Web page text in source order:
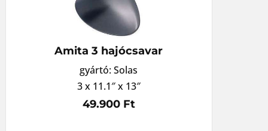
Amita 3 hajócsavar
gyártó: Solas
3 x 11.1″ x 13″
49.900 Ft